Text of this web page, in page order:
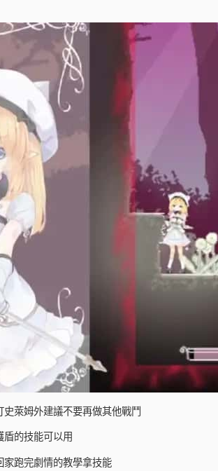
史萊姆外建議不要再做其他戰鬥
盾的技能可以用
家跑完劇情的教學拿技能